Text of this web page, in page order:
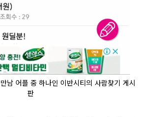
남 어플 중 하나인 이반시티의 사람찾기 게시
판